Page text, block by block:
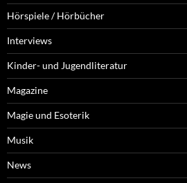
Hörspiele / Hörbücher
Interviews
Kinder- und Jugendliteratur
Magazine
Magie und Esoterik
Musik
News